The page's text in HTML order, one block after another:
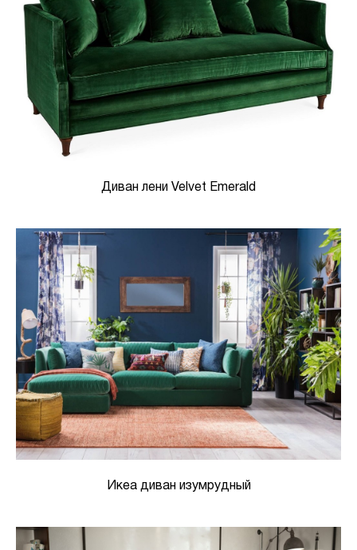
Диван лени Velvet Emerald
Икеа диван изумрудный